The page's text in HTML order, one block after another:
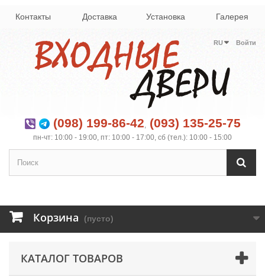
Контакты Доставка Установка Галерея
Войти
RU
(098) 199-86-42, (093) 135-25-75
пн-чт: 10:00 - 19:00, пт: 10:00 - 17:00, сб (тел.): 10:00 - 15:00
Корзина (пусто)
КАТАЛОГ ТОВАРОВ